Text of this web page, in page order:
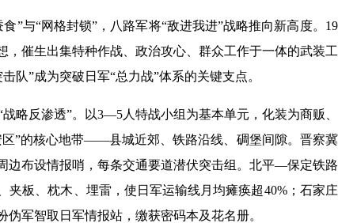
与“网格封锁”，八路军将“敌进我进”战略推向新高度。
，催生出集特种作战、政治攻心、群众工作于一体的武装
队”成为突破日军“总力战”体系的关键支点。
反渗透”。以3—5人特战小组为基本单元，化装为商贩
区”的核心地带——县城近郊、铁路沿线、碉堡间隙。晋察
边布设情报哨，每条交通要道潜伏突击组。北平—保定铁
夹板、枕木、埋雷，使日军运输线月均瘫痪超40%；石家
伪军智取日军情报站，缴获密码本及花名册。